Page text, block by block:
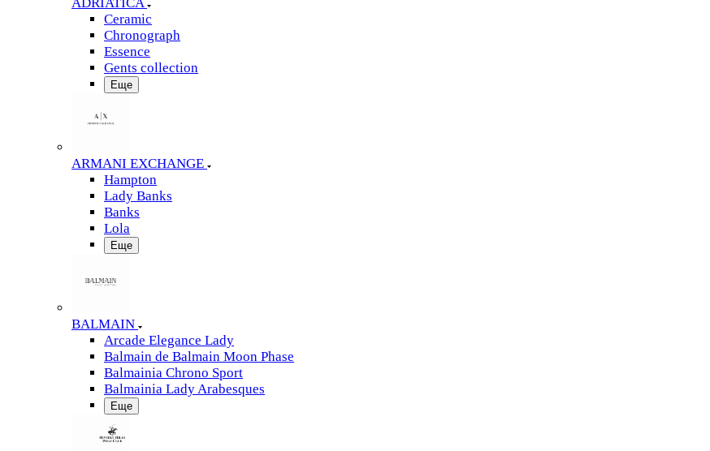
Ceramic
Chronograph
Essence
Gents collection
Еще
ARMANI EXCHANGE
Hampton
Lady Banks
Banks
Lola
Еще
BALMAIN
Arcade Elegance Lady
Balmain de Balmain Moon Phase
Balmainia Chrono Sport
Balmainia Lady Arabesques
Еще